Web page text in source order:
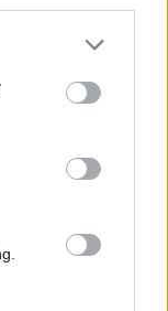
or more Google
You may click to
party tags to
in below Google
a nő
hogy
a zene
és a